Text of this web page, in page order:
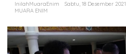
InilahMuaraEnim
Sabtu, 18 Desember 2021
MUARA ENIM